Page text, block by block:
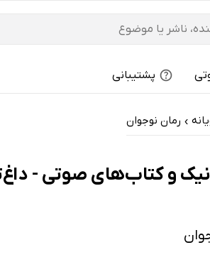
پشتیبانی
› رمان نوجوان
و کتاب‌های صوتی -